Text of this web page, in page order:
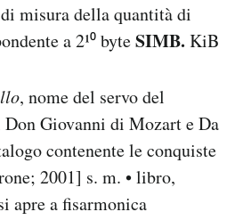
misura della quantità di
a 2¹⁰ byteSIMB. KiB
, nome del servo del
Giovanni di Mozart e Da
contenente le conquiste
2001] s. m. • libro,
apre a fisarmonica